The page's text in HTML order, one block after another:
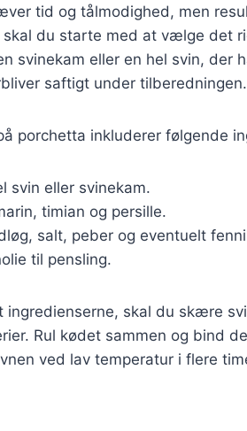
tid og tålmodighed, men
du starte med at vælge det
svinekam eller en hel svin,
saftigt under tilberedningen.
porchetta inkluderer følgende
svin eller svinekam.
timian og persille.
salt, peber og eventuelt
til pensling.
ingredienserne, skal du skære
Rul kødet sammen og bind
ved lav temperatur i flere